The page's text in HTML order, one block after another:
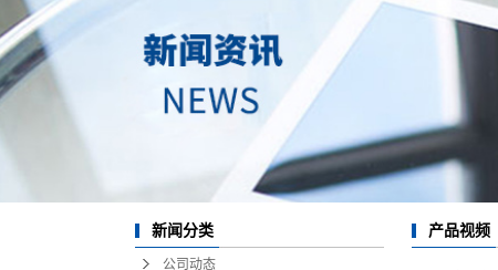
企业价值观
团队风采
发展历程
生产基地
新闻分类
公司动态
产品视频